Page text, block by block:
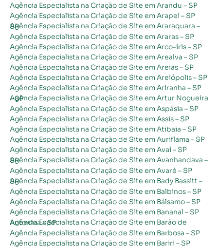
Agência Especialista na Criação de Site em Arandu – SP
Agência Especialista na Criação de Site em Arapeí – SP
Agência Especialista na Criação de Site em Araraquara – SP
Agência Especialista na Criação de Site em Araras – SP
Agência Especialista na Criação de Site em Arco-íris – SP
Agência Especialista na Criação de Site em Arealva – SP
Agência Especialista na Criação de Site em Areias – SP
Agência Especialista na Criação de Site em Areiópolis – SP
Agência Especialista na Criação de Site em Ariranha – SP
Agência Especialista na Criação de Site em Artur Nogueira – SP
Agência Especialista na Criação de Site em Aspásia – SP
Agência Especialista na Criação de Site em Assis – SP
Agência Especialista na Criação de Site em Atibaia – SP
Agência Especialista na Criação de Site em Auriflama – SP
Agência Especialista na Criação de Site em Avaí – SP
Agência Especialista na Criação de Site em Avanhandava – SP
Agência Especialista na Criação de Site em Avaré – SP
Agência Especialista na Criação de Site em Bady Bassitt – SP
Agência Especialista na Criação de Site em Balbinos – SP
Agência Especialista na Criação de Site em Bálsamo – SP
Agência Especialista na Criação de Site em Bananal – SP
Agência Especialista na Criação de Site em Barão de Antonina – SP
Agência Especialista na Criação de Site em Barbosa – SP
Agência Especialista na Criação de Site em Bariri – SP